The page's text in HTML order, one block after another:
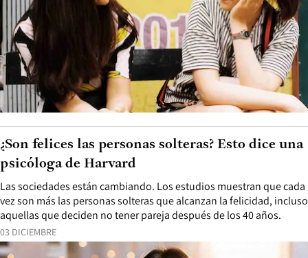
03 DICIEMBRE
Las sociedades están cambiando. Los estudios muestran que cada
vez son más las personas solteras que alcanzan la felicidad, incluso
aquellas que deciden no tener pareja después de los 40 años.
¿Son felices las personas solteras? Esto dice una
psicóloga de Harvard